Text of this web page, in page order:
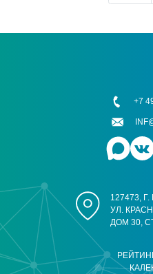
127473,
УЛ.
ДОМ 30,
+7